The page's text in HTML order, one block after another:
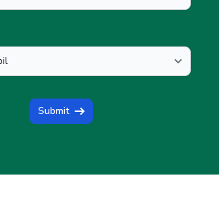
Submit